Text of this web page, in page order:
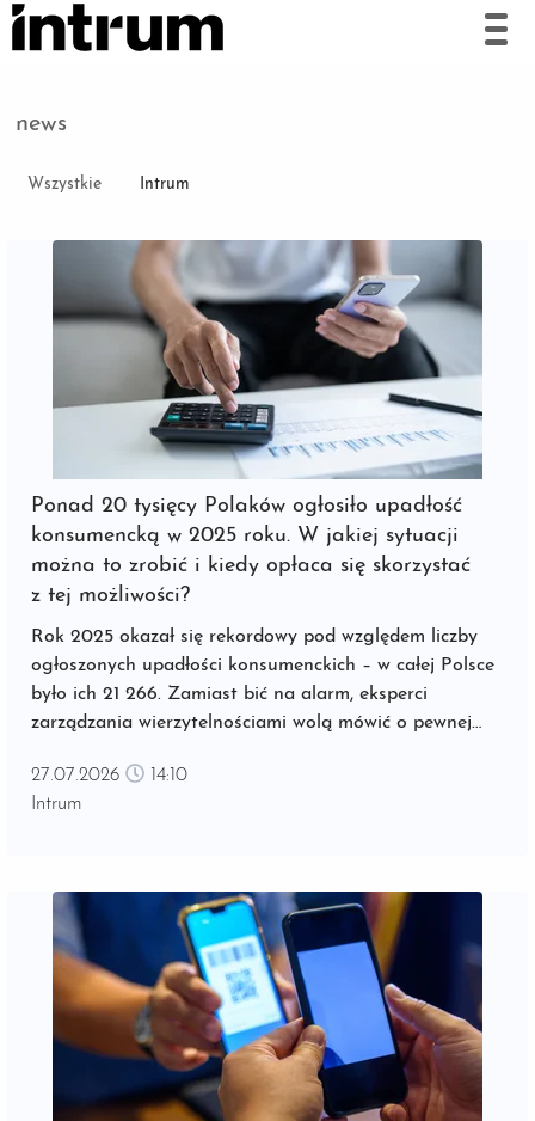
Wszystkie Intrum
news
Ponad 20 tysięcy Polaków ogłosiło upadłość
konsumencką w 2025 roku. W jakiej sytuacji
można to zrobić i kiedy opłaca się skorzystać
z tej możliwości?
Rok 2025 okazał się rekordowy pod względem liczby
ogłoszonych upadłości konsumenckich – w całej Polsce
było ich 21 266. Zamiast bić na alarm, eksperci
zarządzania wierzytelnościami wolą mówić o pewnej
zaledwie kilkadziesiąt w ujęciu rocznym[1]. ...
27.07.2026
14:10
Intrum